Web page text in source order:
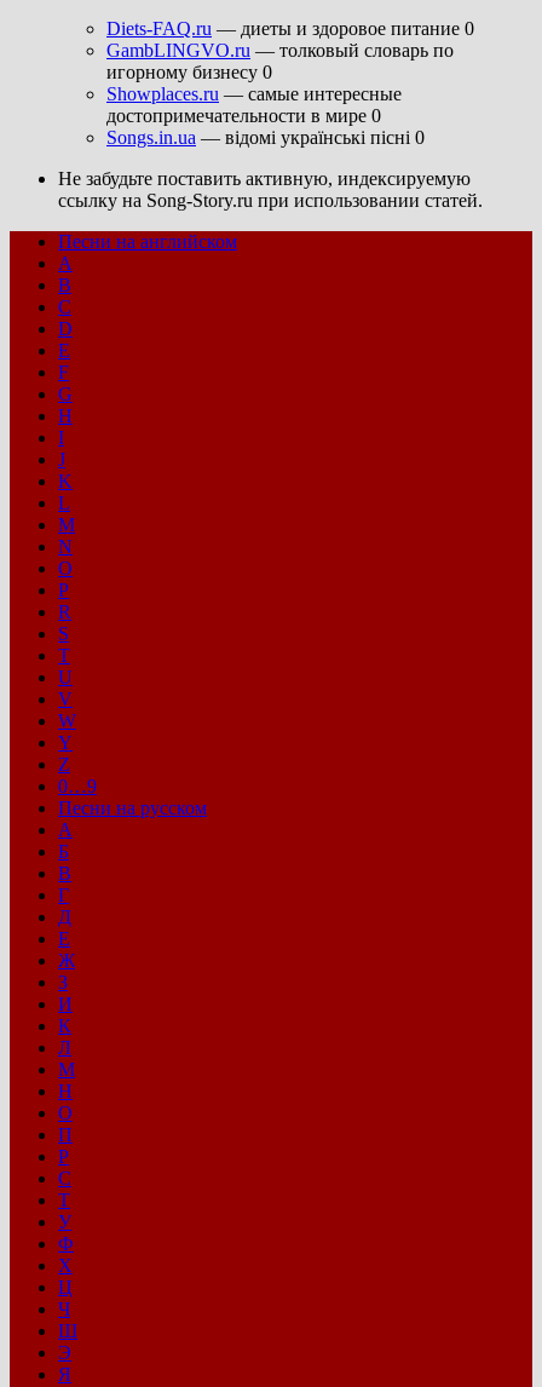
Diets-FAQ.ru — диеты и здоровое питание 0
GambLINGVO.ru — толковый словарь по
игорному бизнесу 0
Showplaces.ru — самые интересные
достопримечательности в мире 0
Songs.in.ua — відомі українські пісні 0
Не забудьте поставить активную, индексируемую
ссылку на Song-Story.ru при использовании статей.
Песни на английском
A
B
C
D
E
F
G
H
I
J
K
L
M
N
O
P
R
S
T
U
V
W
Y
Z
0…9
Песни на русском
А
Б
В
Г
Д
Е
Ж
З
И
К
Л
М
Н
О
П
Р
С
Т
У
Ф
Х
Ц
Ч
Ш
Э
Я